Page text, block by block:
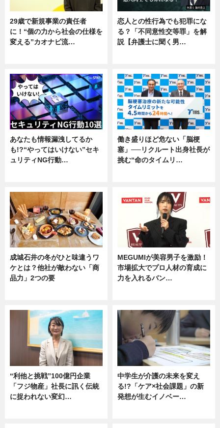
29歳で新規事業の責任者
に！“個の力から社会の仕様を
変える”カオナビ流…
恋人との性行為でも犯罪にな
る？「不同意性交等罪」を解
説【弁護士に聞く男…
あなたも情報漏洩してるか
も!?“やってはいけない”セキ
ュリティNG行動…
働き盛りほど危ない「脳梗
塞」──リクルート出身社長が
挑む“命のタイムリ…
成城石井の冬がひと味違うワ
ケとは？他社が敵わない「商
品力」2つの要
MEGUMIが美容男子を激励！
市場拡大でプロ人材の育成に
力を入れるバン…
“利他と挑戦”100億円企業
「フジ物産」社長に訊く伝統
に捉われない変幻…
中学生が介護の未来を変え
る!?「ケア×社会課題」の新
発想が生むイノベー…